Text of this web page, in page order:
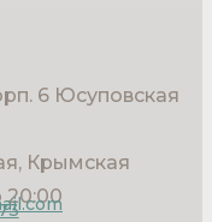
6 Юсуповская
Крымская
20:00